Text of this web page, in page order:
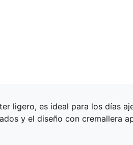
ligero, es ideal para los días
y el diseño con cremallera